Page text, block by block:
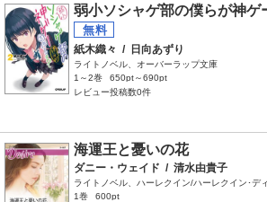
弱小ソシャゲ部の僕らが神ゲ
紙木織々 / 日向あずり
ライトノベル、オーバーラップ文庫
1～2巻
650pt～690pt
レビュー投稿数0件
海運王と憂いの花
ダニー・ウェイド / 清水由貴子
ライトノベル、ハーレクイン/ハーレクイン･デ
1巻
600pt